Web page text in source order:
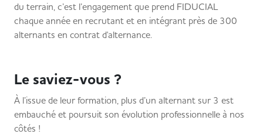
du terrain, c’est l’engagement que prend FIDUCIAL
chaque année en recrutant et en intégrant près de 300
alternants en contrat d'alternance.
Le saviez-vous ?
À l’issue de leur formation, plus d’un alternant sur 3 est
embauché et poursuit son évolution professionnelle à nos
côtés !